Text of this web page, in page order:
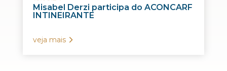
Misabel Derzi participa do ACONCARF
INTINEIRANTE
veja mais